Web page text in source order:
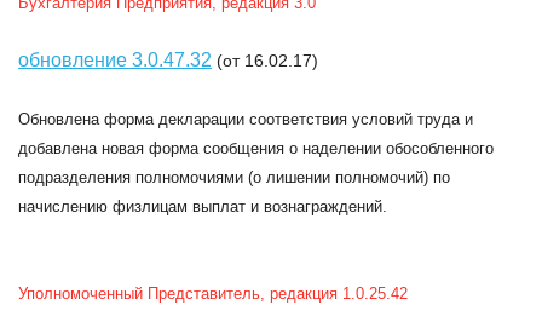
обновление 3.0.47.32 (от 16.02.17)
Обновлена форма декларации соответствия условий труда и
добавлена новая форма сообщения о наделении обособленного
подразделения полномочиями (о лишении полномочий) по
начислению физлицам выплат и вознаграждений.
Уполномоченный Представитель, редакция 1.0.25.42